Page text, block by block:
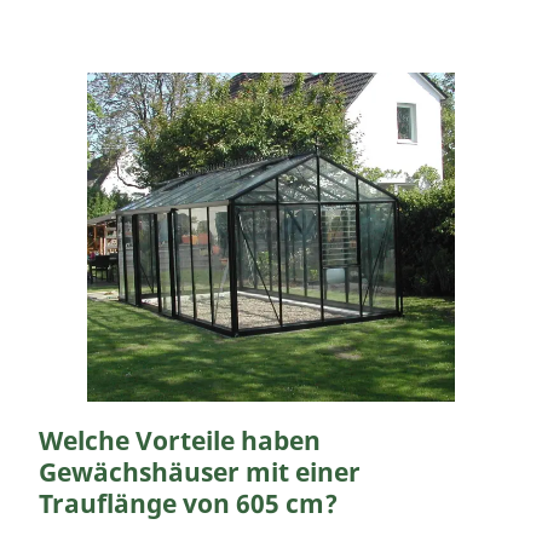
Welche Vorteile haben
Gewächshäuser mit einer
Trauflänge von 605 cm?